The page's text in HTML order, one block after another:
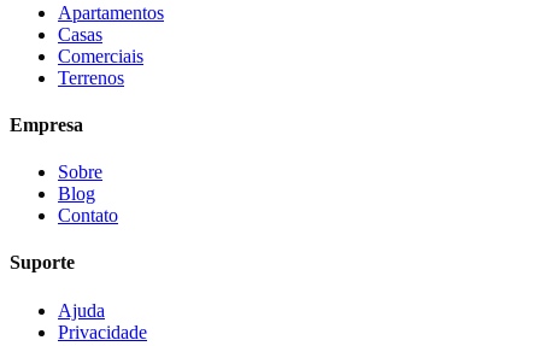
Apartamentos
Casas
Comerciais
Terrenos
Empresa
Sobre
Blog
Contato
Suporte
Ajuda
Privacidade